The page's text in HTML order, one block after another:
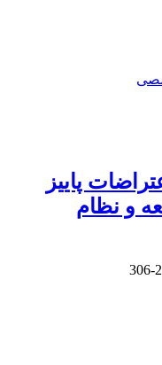
پاییز
و نظام